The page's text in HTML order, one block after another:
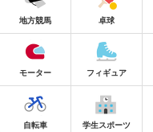
地方競馬 卓球
モーター フィギュア
自転車 学生スポーツ